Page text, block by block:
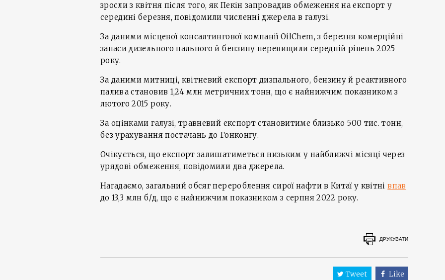
зросли з квітня після того, як Пекін запровадив обмеження на експорт у
середині березня, повідомили численні джерела в галузі.
За даними місцевої консалтингової компанії OilChem, з березня комерційні
запаси дизельного пального й бензину перевищили середній рівень 2025
року.
За даними митниці, квітневий експорт дизпального, бензину й реактивного
палива становив 1,24 млн метричних тонн, що є найнижчим показником з
лютого 2015 року.
За оцінками галузі, травневий експорт становитиме близько 500 тис. тонн,
без урахування постачань до Гонконгу.
Очікується, що експорт залишатиметься низьким у найближчі місяці через
урядові обмеження, повідомили два джерела.
Нагадаємо, загальний обсяг перероблення сирої нафти в Китаї у квітнівпав
до 13,3 млн б/д, що є найнижчим показником з серпня 2022 року.
ДРУКУВАТИ
Tweet Like